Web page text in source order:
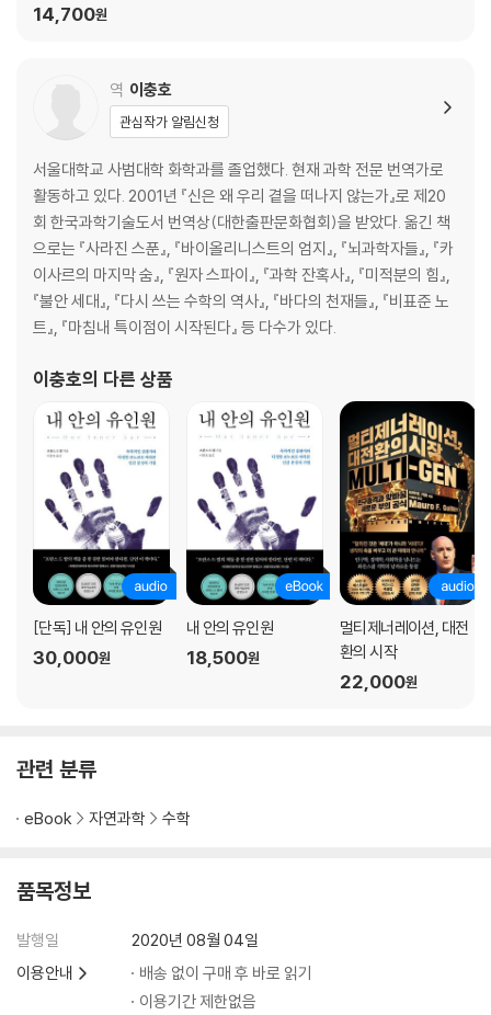
수치에 권위를 불어넣는 방법
계산을 해보라, 제대로
돼지고기가 생명을 위협한다고?
비율 편향을 일으키는 상대 수치
자주 빠지는 통계의 함정, 평균 회귀
속지 않기 위한 3가지 질문
5장 잘못된 자리와 잘못된 시간
; 수 체계가 우리를 곤경에 빠뜨리는 방법
로마가 수학에 약했던 것은 수 체계 탓
9시가 아니라 21시 출발입니다
십이진법의 이점
골칫거리가 된 영국 도량형
컴퓨터의 언어, 이진법
6장 도무지 끝나지 않는 최적화
; 진화에서 SNS까지, 알고리듬의 무한한 잠재력
100만 달러짜리 문제들
전국의 모든 술집을 순례하는 최단 경로
탐욕 알고리듬이 데려다주는 곳
진화는 완벽을 추구하는가
식당을 고를 때 실패율을 낮추는 법
“평정심을 유지하고 알고리듬을 확인하라”
7장 팬데믹 시대, 수학은 어떻게 무기가 되는가
천연두 사망률을 낮춘 개입
훌륭한 모형의 허약한 기반
에볼라 0번 환자
질병 전파의 온갖 정보를 숫자 하나로
얼마 동안 격리시켜야 할까?
14,700원
역 이충호
관심작가 알림신청
서울대학교 사범대학 화학과를 졸업했다. 현재 과학 전문 번역가로
활동하고 있다. 2001년 『신은 왜 우리 곁을 떠나지 않는가』로 제20
회 한국과학기술도서 번역상(대한출판문화협회)을 받았다. 옮긴 책
으로는 『사라진 스푼』, 『바이올리니스트의 엄지』, 『뇌과학자들』, 『카
이사르의 마지막 숨』, 『원자 스파이』, 『과학 잔혹사』, 『미적분의 힘』,
『불안 세대』, 『다시 쓰는 수학의 역사』, 『바다의 천재들』, 『비표준 노
트』, 『마침내 특이점이 시작된다』 등 다수가 있다.
이충호의 다른 상품
[단독] 내 안의 유인원
30,000원
내 안의 유인원
18,500원
멀티제너레이션, 대전
환의 시작
22,000원
관련 분류
eBook 자연과학 수학
품목정보
발행일
2020년 08월 04일
이용안내
배송 없이 구매 후 바로 읽기
이용기간 제한없음